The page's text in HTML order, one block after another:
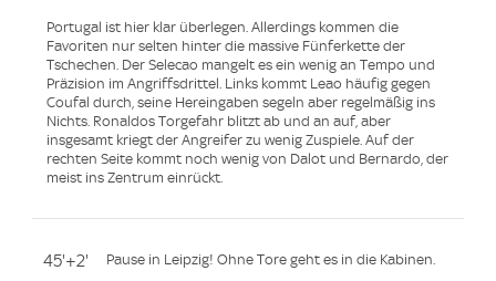
Portugal ist hier klar überlegen. Allerdings kommen die
Favoriten nur selten hinter die massive Fünferkette der
Tschechen. Der Selecao mangelt es ein wenig an Tempo und
Präzision im Angriffsdrittel. Links kommt Leao häufig gegen
Coufal durch, seine Hereingaben segeln aber regelmäßig ins
Nichts. Ronaldos Torgefahr blitzt ab und an auf, aber
insgesamt kriegt der Angreifer zu wenig Zuspiele. Auf der
rechten Seite kommt noch wenig von Dalot und Bernardo, der
meist ins Zentrum einrückt.
45'+2' Pause in Leipzig! Ohne Tore geht es in die Kabinen.